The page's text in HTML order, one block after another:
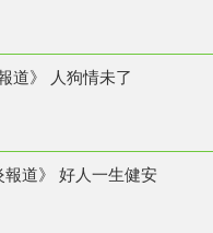
道》 人狗情未了
道》 好人一生健安